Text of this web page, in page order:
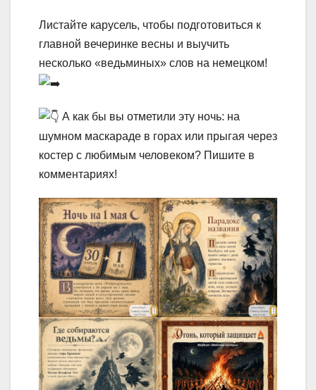
Листайте карусель, чтобы подготовиться к
главной вечеринке весны и выучить
несколько «ведьминых» слов на немецком!
А как бы вы отметили эту ночь: на
шумном маскараде в горах или прыгая через
костер с любимым человеком? Пишите в
комментариях!